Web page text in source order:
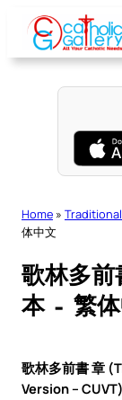
content
Home »
体中文
歌林多前
本 – 繁
歌林多前書 章
Version – CUVT)